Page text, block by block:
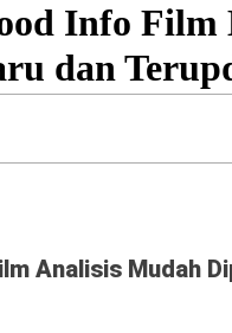
Info Film
dan
Analisis Mudah